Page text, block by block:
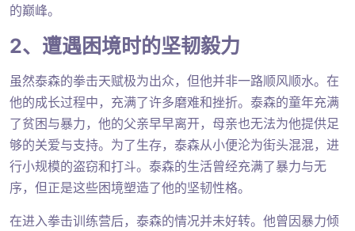
的巅峰。
2、遭遇困境时的坚韧毅力
虽然泰森的拳击天赋极为出众，但他并非一路顺风顺水。在
他的成长过程中，充满了许多磨难和挫折。泰森的童年充满
了贫困与暴力，他的父亲早早离开，母亲也无法为他提供足
够的关爱与支持。为了生存，泰森从小便沦为街头混混，进
行小规模的盗窃和打斗。泰森的生活曾经充满了暴力与无
序，但正是这些困境塑造了他的坚韧性格。
在进入拳击训练营后，泰森的情况并未好转。他曾因暴力倾